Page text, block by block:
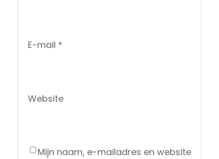
E-mail *
Website
Mijn naam, e-mailadres en website